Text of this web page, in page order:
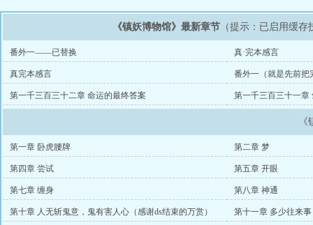
《镇妖博物馆》最新章节 （提示：已启用缓
番外一——已替换 真·完本感言
真完本感言
番外一（就是先前把
成番外了）
第一千三百三十二章 命运的最终答案 第一千三百三十一章
第一章 卧虎腰牌 第二章 梦
第四章 尝试 第五章 开眼
第七章 缠身 第八章 神通
第十章 人无斩鬼意，鬼有害人心（感谢ds结束的万赏） 第十一章 多少往来